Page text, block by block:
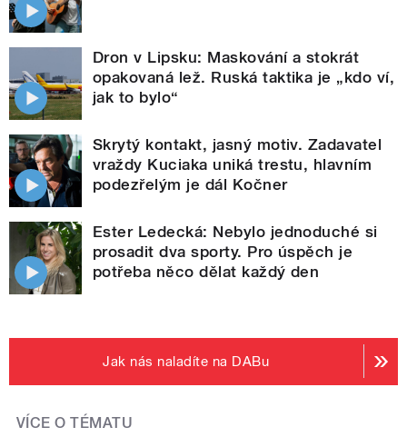
Dron v Lipsku: Maskování a stokrát
opakovaná lež. Ruská taktika je „kdo ví,
jak to bylo“
Skrytý kontakt, jasný motiv. Zadavatel
vraždy Kuciaka uniká trestu, hlavním
podezřelým je dál Kočner
Ester Ledecká: Nebylo jednoduché si
prosadit dva sporty. Pro úspěch je
potřeba něco dělat každý den
Jak nás naladíte na DABu
VÍCE O TÉMATU